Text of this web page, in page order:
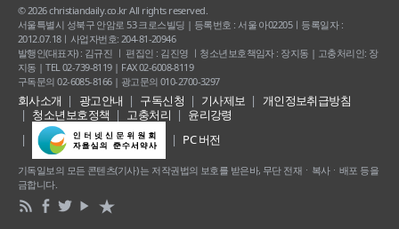
© 2026 christiandaily.co.kr All rights reserved.
서울특별시 성북구 안암로 53 크로스빌딩 | 등록번호 : 서울 아02205ㅣ등록일자 :
2012.07.18ㅣ사업자번호: 204-81-20946
발행인(대표자) : 김규진 ㅣ 편집인 : 김진영 ㅣ청소년보호책임자 : 장지동 | 고충처리인: 장
지동 | TEL 02-739-8119 | FAX 02-6008-8119
구독문의 02-6085-8166 | 광고문의 010-2700-3297
회사소개 광고안내 구독신청 기사제보
개인정보취급방침
청소년보호정책
고충처리
윤리강령
PC 버전
기독일보의 모든 콘텐츠(기사) 는 저작권법의 보호를 받은바, 무단 전재ㆍ복사ㆍ배포 등을
금합니다.